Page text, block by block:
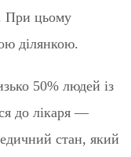
При цьому
ділянкою.
50% людей із
до лікаря —
стан, який